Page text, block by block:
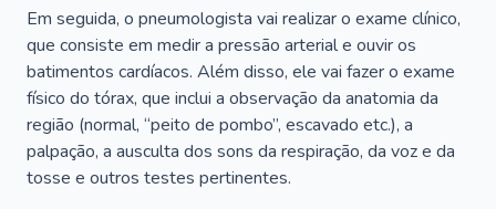
Em seguida, o pneumologista vai realizar o exame clínico,
que consiste em medir a pressão arterial e ouvir os
batimentos cardíacos. Além disso, ele vai fazer o exame
físico do tórax, que inclui a observação da anatomia da
região (normal, “peito de pombo”, escavado etc.), a
palpação, a ausculta dos sons da respiração, da voz e da
tosse e outros testes pertinentes.